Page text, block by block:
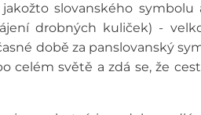
slovanského symbolu
drobných kuliček) -
době za panslovanský
celém světě a zdá se, že